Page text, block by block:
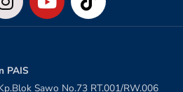
PAIS
Sawo No.73 RT.001/RW.006